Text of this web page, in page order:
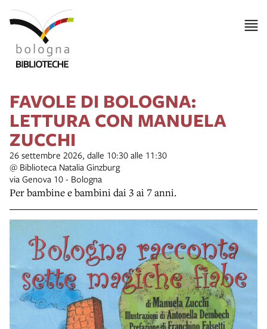
FAVOLE DI BOLOGNA:
LETTURA CON MANUELA
ZUCCHI
26 settembre 2026, dalle 10:30 alle 11:30
@ Biblioteca Natalia Ginzburg
via Genova 10 - Bologna
Per bambine e bambini dai 3 ai 7 anni.